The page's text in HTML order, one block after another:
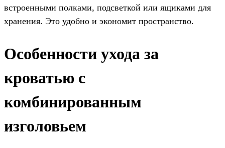
встроенными полками, подсветкой или ящиками для
хранения. Это удобно и экономит пространство.
Особенности ухода за
кроватью с
комбинированным
изголовьем